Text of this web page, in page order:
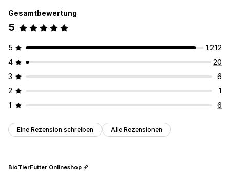
Gesamtbewertung
5
5
1.212
4
20
3
6
2
1
1
6
Eine Rezension schreiben Alle Rezensionen
BioTierFutter Onlineshop